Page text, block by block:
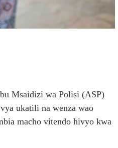
WA CBRM
ZA MAFUNDI
KUONGEZA MATUMIZI YA
MIZANI
Msaidizi wa Polisi (ASP)
ukatili na wenza wao
macho vitendo hivyo kwa